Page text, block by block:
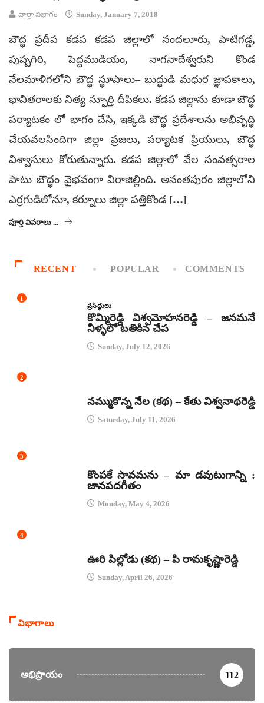
వార్తా విభాగం Sunday, January 7, 2018
బౌద్ధ ప్రదీప కడప కడప జిల్లాలో నందలూరు, పాటిగడ్డ,
పుష్పగిరి, పెద్దముడియం, నాగనాదేశ్వరుని కొండ
నేలమాళిగలోని బౌద్ధ స్థూపాలు– బుద్ధుడి మధుర జ్ఞాపకాలు,
భావితరాలకు నిత్య స్ఫూర్తి దీపికలు. కడప జిల్లాను కూడా బౌద్ధ
పర్యాటకం లో భాగం చేసి, ఇక్కడి బౌద్ధ ప్రదేశాలను అభివృద్ధి
చేయవలసిందిగా జిల్లా ప్రజలు, పర్యాటక ప్రియులు, బౌద్ధ
విశ్వాసులు కోరుతున్నారు. కడప జిల్లాలో వేల సంవత్సరాల
పాటు బౌద్ధం వైభవంగా విరాజిల్లింది. అనంతపురం జిల్లాలోని
ఎర్రగుడిలోనూ, కర్నూలు జిల్లా పత్తికొండ […]
పూర్తి వివరాలు ...
RECENT POPULAR COMMENTS
1
ప్రసిద్ధులు
కొమ్మిరెడ్డి విశ్వమోహనరెడ్డి – జనమనే
నీళ్ళలో బతికిన చేప
Sunday, July 12, 2026
2
నమ్ముకొన్న నేల (కథ) – కేతు విశ్వనాథరెడ్డి
Saturday, July 11, 2026
3
కొంపకే సావమను – మా డవుటుగాన్ని :
జానపదగీతం
Monday, May 4, 2026
4
ఊరి పిల్లోడు (కథ) – పి రామకృష్ణారెడ్డి
Sunday, April 26, 2026
విభాగాలు
అభిప్రాయం 112